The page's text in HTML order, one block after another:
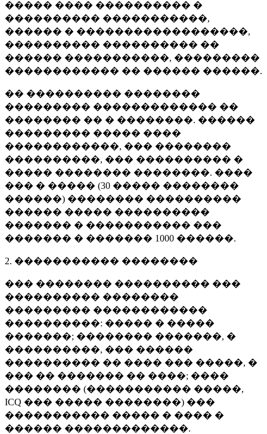
����� ���� ���������� �
���������� �����������,
������ � ������������������,
���������� ���������� ��
������ �����������, ���������
������������ �� ������ ������.
�� ���������� ��������
��������� ������������� ��
�������� �� � ��������. ������
��������� ����� ����
������������, ��� ��������
����������, ��� ���������� �
����� �������� ��������. ����
��� � ����� (30 ����� ��������
������) �������� ����������
������ ����� ����������
������� � ����������� ���
������� � ������� 1000 ������.
2. ����������� ��������
��� �������� ���������� ���
���������� ��������
��������� ������������
����������: ����� � �����
�������; �������� �������, �
����������, ��� ������
���������� �� ���� ��� �����, �
��� �� ������� �� ����; ����
�������� (����������� �����,
ICQ ��� ����� ��������) ���
����������� ����� � ���� �
������ �������������.